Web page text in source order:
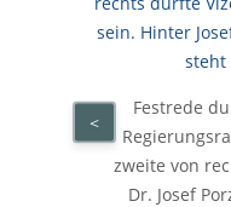
Festrede
zweite von
Dr. Josef
<